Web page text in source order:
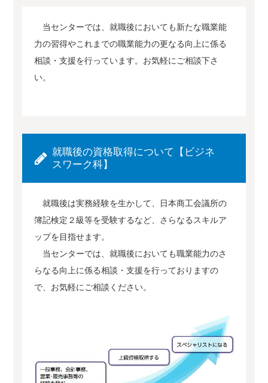
当センターでは、就職後においても新たな職業能
力の習得やこれまでの職業能力の更なる向上に係る
相談・支援を行っています。お気軽にご相談下さ
い。
就職後の資格取得について【ビジネ
スワーク科】
就職後は実務経験を生かして、日本商工会議所の
簿記検定２級等を受験するなど、さらなるスキルア
ップを目指せます。
当センターでは、就職後においても職業能力のさ
らなる向上に係る相談・支援を行っておりますの
で、お気軽にご相談ください。